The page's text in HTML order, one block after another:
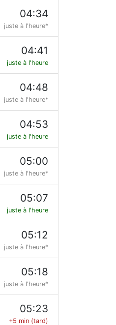
04:34
juste à l'heure*
04:41
juste à l'heure
04:48
juste à l'heure*
04:53
juste à l'heure
05:00
juste à l'heure*
05:07
juste à l'heure
05:12
juste à l'heure*
05:18
juste à l'heure*
05:23
+5 min (tard)